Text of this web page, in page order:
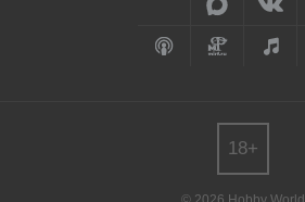
18+